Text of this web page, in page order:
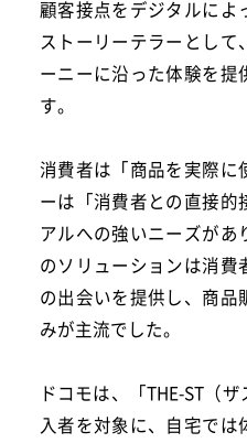
顧客接点をデジタルによ
ストーリーテラーとして
ーニーに沿った体験を提
す。
消費者は「商品を実際に
ーは「消費者との直接的
アルへの強いニーズが
のソリューションは消費
の出会いを提供し、商品
みが主流でした。
ドコモは、「THE-ST（
入者を対象に、自宅で